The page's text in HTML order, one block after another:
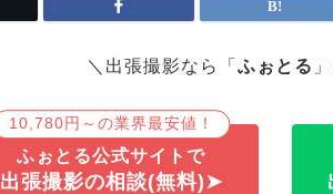
＼出張撮影なら「 ふぉとる
10,780円～の業界最安値！
ふぉとる公式サイトで
出張撮影の相談(無料)➤